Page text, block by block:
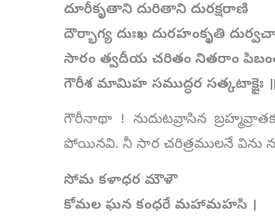
దూరీకృతాని దురితాని దురక్షరాణి
దౌర్భాగ్య దుఃఖ దురహంకృతి
సారం త్వదీయ చరితం నితరాం
గౌరీశ మామిహ సముద్ధర సత్కటాక్షైః ॥
గౌరీనాథా ! నుదుటవ్రాసిన
పోయినవి. నీ సార చరిత్రములనే విను
సోమ కళాధర మౌళౌ
కోమల ఘన కంధరే మహామహసి ।